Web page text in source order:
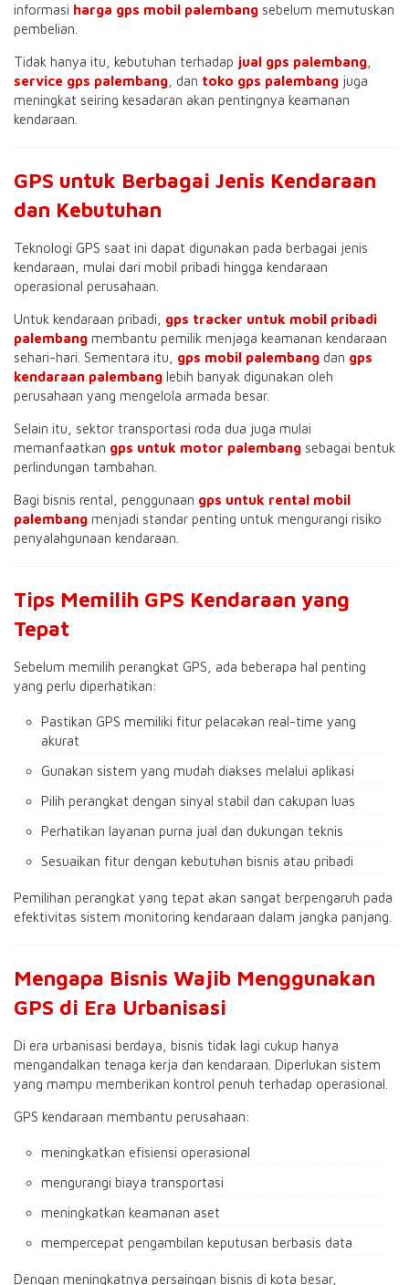
informasi harga gps mobil palembang sebelum memutuskan
pembelian.
Tidak hanya itu, kebutuhan terhadap jual gps palembang
service gps palembang , dan toko gps palembang juga
meningkat seiring kesadaran akan pentingnya keamanan
kendaraan.
GPS untuk Berbagai Jenis Kendaraan
dan Kebutuhan
Teknologi GPS saat ini dapat digunakan pada berbagai jenis
kendaraan, mulai dari mobil pribadi hingga kendaraan
operasional perusahaan.
Untuk kendaraan pribadi, gps tracker untuk mobil pribadi
palembang membantu pemilik menjaga keamanan kendaraan
sehari-hari. Sementara itu,
gps mobil palembang dan gps
kendaraan palembang lebih banyak digunakan oleh
perusahaan yang mengelola armada besar.
Selain itu, sektor transportasi roda dua juga mulai
memanfaatkan gps untuk motor palembang sebagai bentuk
perlindungan tambahan.
Bagi bisnis rental, penggunaan gps untuk rental mobil
palembang menjadi standar penting untuk mengurangi risiko
penyalahgunaan kendaraan.
Tips Memilih GPS Kendaraan yang
Tepat
Sebelum memilih perangkat GPS, ada beberapa hal penting
yang perlu diperhatikan:
Pastikan GPS memiliki fitur pelacakan real-time yang
akurat
Gunakan sistem yang mudah diakses melalui aplikasi
Pilih perangkat dengan sinyal stabil dan cakupan luas
Perhatikan layanan purna jual dan dukungan teknis
Sesuaikan fitur dengan kebutuhan bisnis atau pribadi
Pemilihan perangkat yang tepat akan sangat berpengaruh pada
efektivitas sistem monitoring kendaraan dalam jangka panjang.
Mengapa Bisnis Wajib Menggunakan
GPS di Era Urbanisasi
Di era urbanisasi berdaya, bisnis tidak lagi cukup hanya
mengandalkan tenaga kerja dan kendaraan. Diperlukan sistem
yang mampu memberikan kontrol penuh terhadap operasional.
GPS kendaraan membantu perusahaan:
meningkatkan efisiensi operasional
mengurangi biaya transportasi
meningkatkan keamanan aset
mempercepat pengambilan keputusan berbasis data
Dengan meningkatnya persaingan bisnis di kota besar,